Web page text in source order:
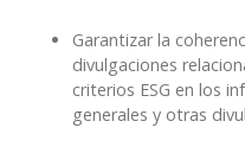
Garantizar la
divulgaciones
criterios ESG en los
generales y otras